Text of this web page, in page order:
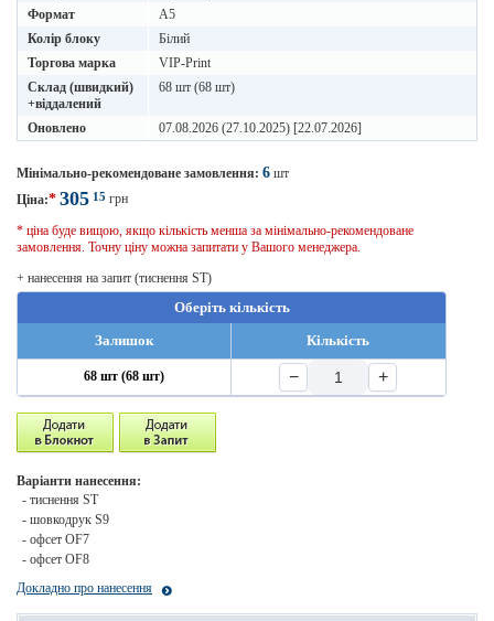
Формат
A5
Колір блоку
Білий
Торгова марка
VIP-Print
Склад (швидкий)
+віддалений
68 шт (68 шт)
Оновлено 07.08.2026 (27.10.2025) [22.07.2026]
Мінімально-рекомендоване замовлення: 6 шт
Ціна:* 305 15 грн
* ціна буде вищою, якщо кількість менша за мінімально-рекомендоване
замовлення. Точну ціну можна запитати у Вашого менеджера.
+ нанесення на запит (тиснення ST)
Оберіть кількість
Залишок
Кількість
68 шт (68 шт) − +
Варіанти нанесення:
- тиснення ST
- шовкодрук S9
- офсет OF7
- офсет OF8
Докладно про нанесення